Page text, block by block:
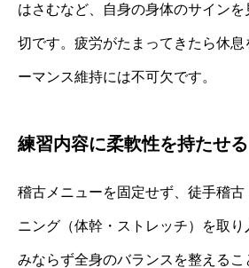
はさむなど、自身の身体のサイン
切です。疲労がたまってきたら休息
ーマンス維持には不可欠です。
練習内容に柔軟性を持たせる
稽古メニューを固定せず、徒手稽
ニング（体幹・ストレッチ）を取
みならず全身のバランスを整えるこ